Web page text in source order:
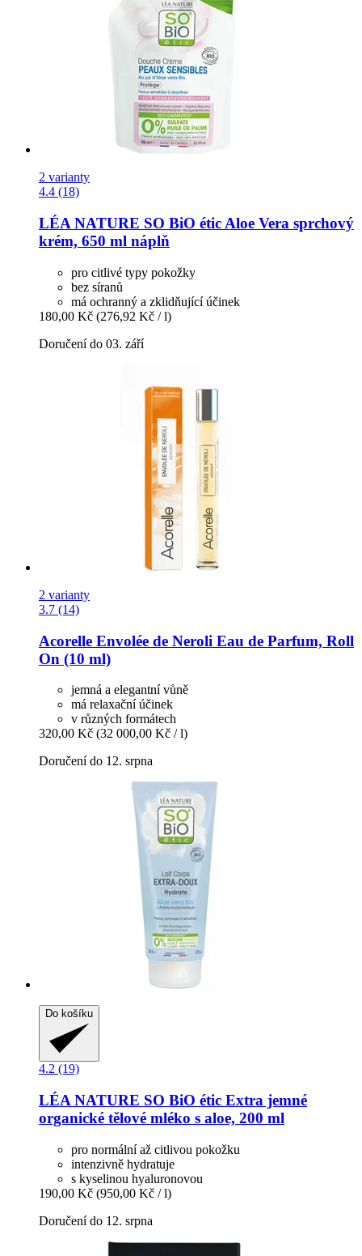
2 varianty
4.4 (18)
LÉA NATURE SO BiO étic Aloe Vera sprchový
krém, 650 ml náplň
pro citlivé typy pokožky
bez síranů
má ochranný a zklidňující účinek
180,00 Kč (276,92 Kč / l)
Doručení do 03. září
2 varianty
3.7 (14)
Acorelle Envolée de Neroli Eau de Parfum, Roll
On (10 ml)
jemná a elegantní vůně
má relaxační účinek
v různých formátech
320,00 Kč (32 000,00 Kč / l)
Doručení do 12. srpna
Do košíku
4.2 (19)
LÉA NATURE SO BiO étic Extra jemné
organické tělové mléko s aloe, 200 ml
pro normální až citlivou pokožku
intenzivně hydratuje
s kyselinou hyaluronovou
190,00 Kč (950,00 Kč / l)
Doručení do 12. srpna